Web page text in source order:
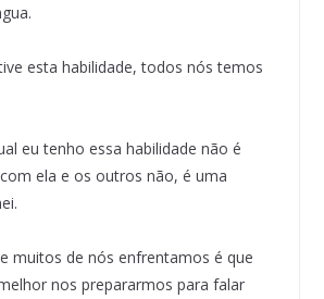
esta habilidade, todos nós temos
eu tenho essa habilidade não é
ela e os outros não, é uma
muitos de nós enfrentamos é que
nos prepararmos para falar